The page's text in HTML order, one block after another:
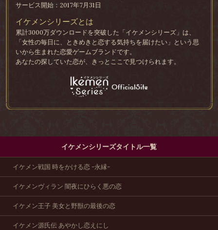
サービス開始：2017年7月31日
イケメンシリーズとは
累計3000万ダウンロードを突破した「イケメンシリーズ」は、
「女性の毎日に、ときめきと恋する気持ちを届けたい」という思
いから生まれた恋愛ゲームブランドです。
あなたの探していた恋が、きっとここで見つけられます。
イケメンシリーズタイトル一覧
イケメン戦国 時をかける恋 -永縁-
イケメンヴィラン 闇夜にひらく悪の恋
イケメン王子 美女と野獣の最後の恋
イケメン源氏伝 あやかし恋えにし